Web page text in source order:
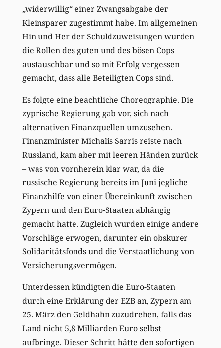
„widerwillig“ einer Zwangsabgabe der
Kleinsparer zugestimmt habe. Im allgemeinen
Hin und Her der Schuldzuweisungen wurden
die Rollen des guten und des bösen Cops
austauschbar und so mit Erfolg vergessen
gemacht, dass alle Beteiligten Cops sind.
Es folgte eine beachtliche Choreographie. Die
zyprische Regierung gab vor, sich nach
alternativen Finanzquellen umzusehen.
Finanzminister Michalis Sarris reiste nach
Russland, kam aber mit leeren Händen zurück
– was von vornherein klar war, da die
russische Regierung bereits im Juni jegliche
Finanzhilfe von einer Übereinkunft zwischen
Zypern und den Euro-Staaten abhängig
gemacht hatte. Zugleich wurden einige andere
Vorschläge erwogen, darunter ein obskurer
Solidaritätsfonds und die Verstaatlichung von
Versicherungsvermögen.
Unterdessen kündigten die Euro-Staaten
durch eine Erklärung der EZB an, Zypern am
25. März den Geldhahn zuzudrehen, falls das
Land nicht 5,8 Milliarden Euro selbst
aufbringe. Dieser Schritt hätte den sofortigen